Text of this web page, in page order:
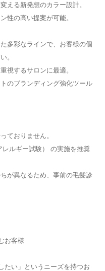
える新発想のカラー設計。
性の高い提案が可能。
多彩なラインで、お客様の個
。
視するサロンに最適。
のブランディング強化ツール
ておりません。
ルギー試験） の実施を推奨
が異なるため、事前の毛髪診
お客様
たい」というニーズを持つお